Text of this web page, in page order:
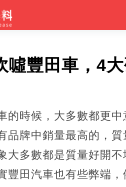
噓豐田車，4
的時候，大多數都更
品牌中銷量最高的，
大多數都是質量好開
豐田汽車也有些弊端